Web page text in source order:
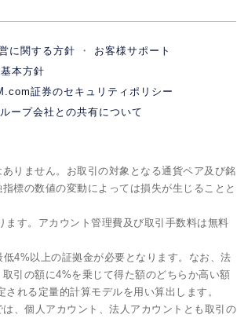
に関する方針
お客様サポート
本方針
証券のセキュリティポリシー
ープ会社との共有について
りません。お取引の対象となる通貨ペア及び銘
標の数値の変動によっては損失が生じることと
す。アカウント管理費及び取引手数料は無料
4%以上の証拠金が必要となります。なお、法
引の額に4%を乗じて得た額のどちらか高い額
れる定量的計算モデルを用い算出します。
、個人アカウント、法人アカウントとも取引の